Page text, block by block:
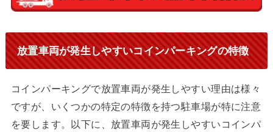
放置車両が発生しやすいコインパーキングの特徴
コインパーキングで放置車両が発生しやすい理由は様々
ですが、いくつかの特定の特徴を持つ駐車場が特に注意
を要します。以下に、放置車両が発生しやすいコインパ